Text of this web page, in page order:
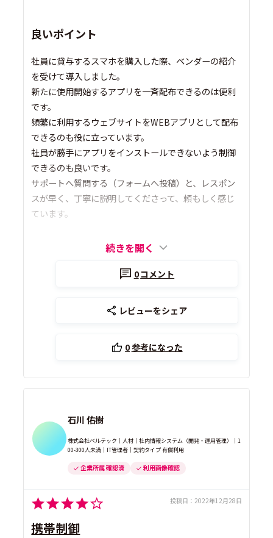
良いポイント
社員に貸与するスマホを購入した際、ベンダーの紹介
を受けて導入しました。
新たに使用開始するアプリを一斉配布できるのは便利
です。
頻繁に利用するウェブサイトをWEBアプリとして配布
できるのも役に立っています。
社員が勝手にアプリをインストールできないよう制御
できるのも良いです。
サポートへ質問する（フォームへ投稿）と、レスポン
スが早く、丁寧に説明してくださって、頼もしく感じ
ています。
続きを開く
0コメント
レビューをシェア
0参考になった
石川 佑樹
株式会社ベルテック｜人材｜社内情報システム（開発・運用管理）｜1
00-300人未満｜IT管理者｜契約タイプ 有償利用
企業所属 確認済 利用画像確認
投稿日： 2022年12月28日
携帯制御